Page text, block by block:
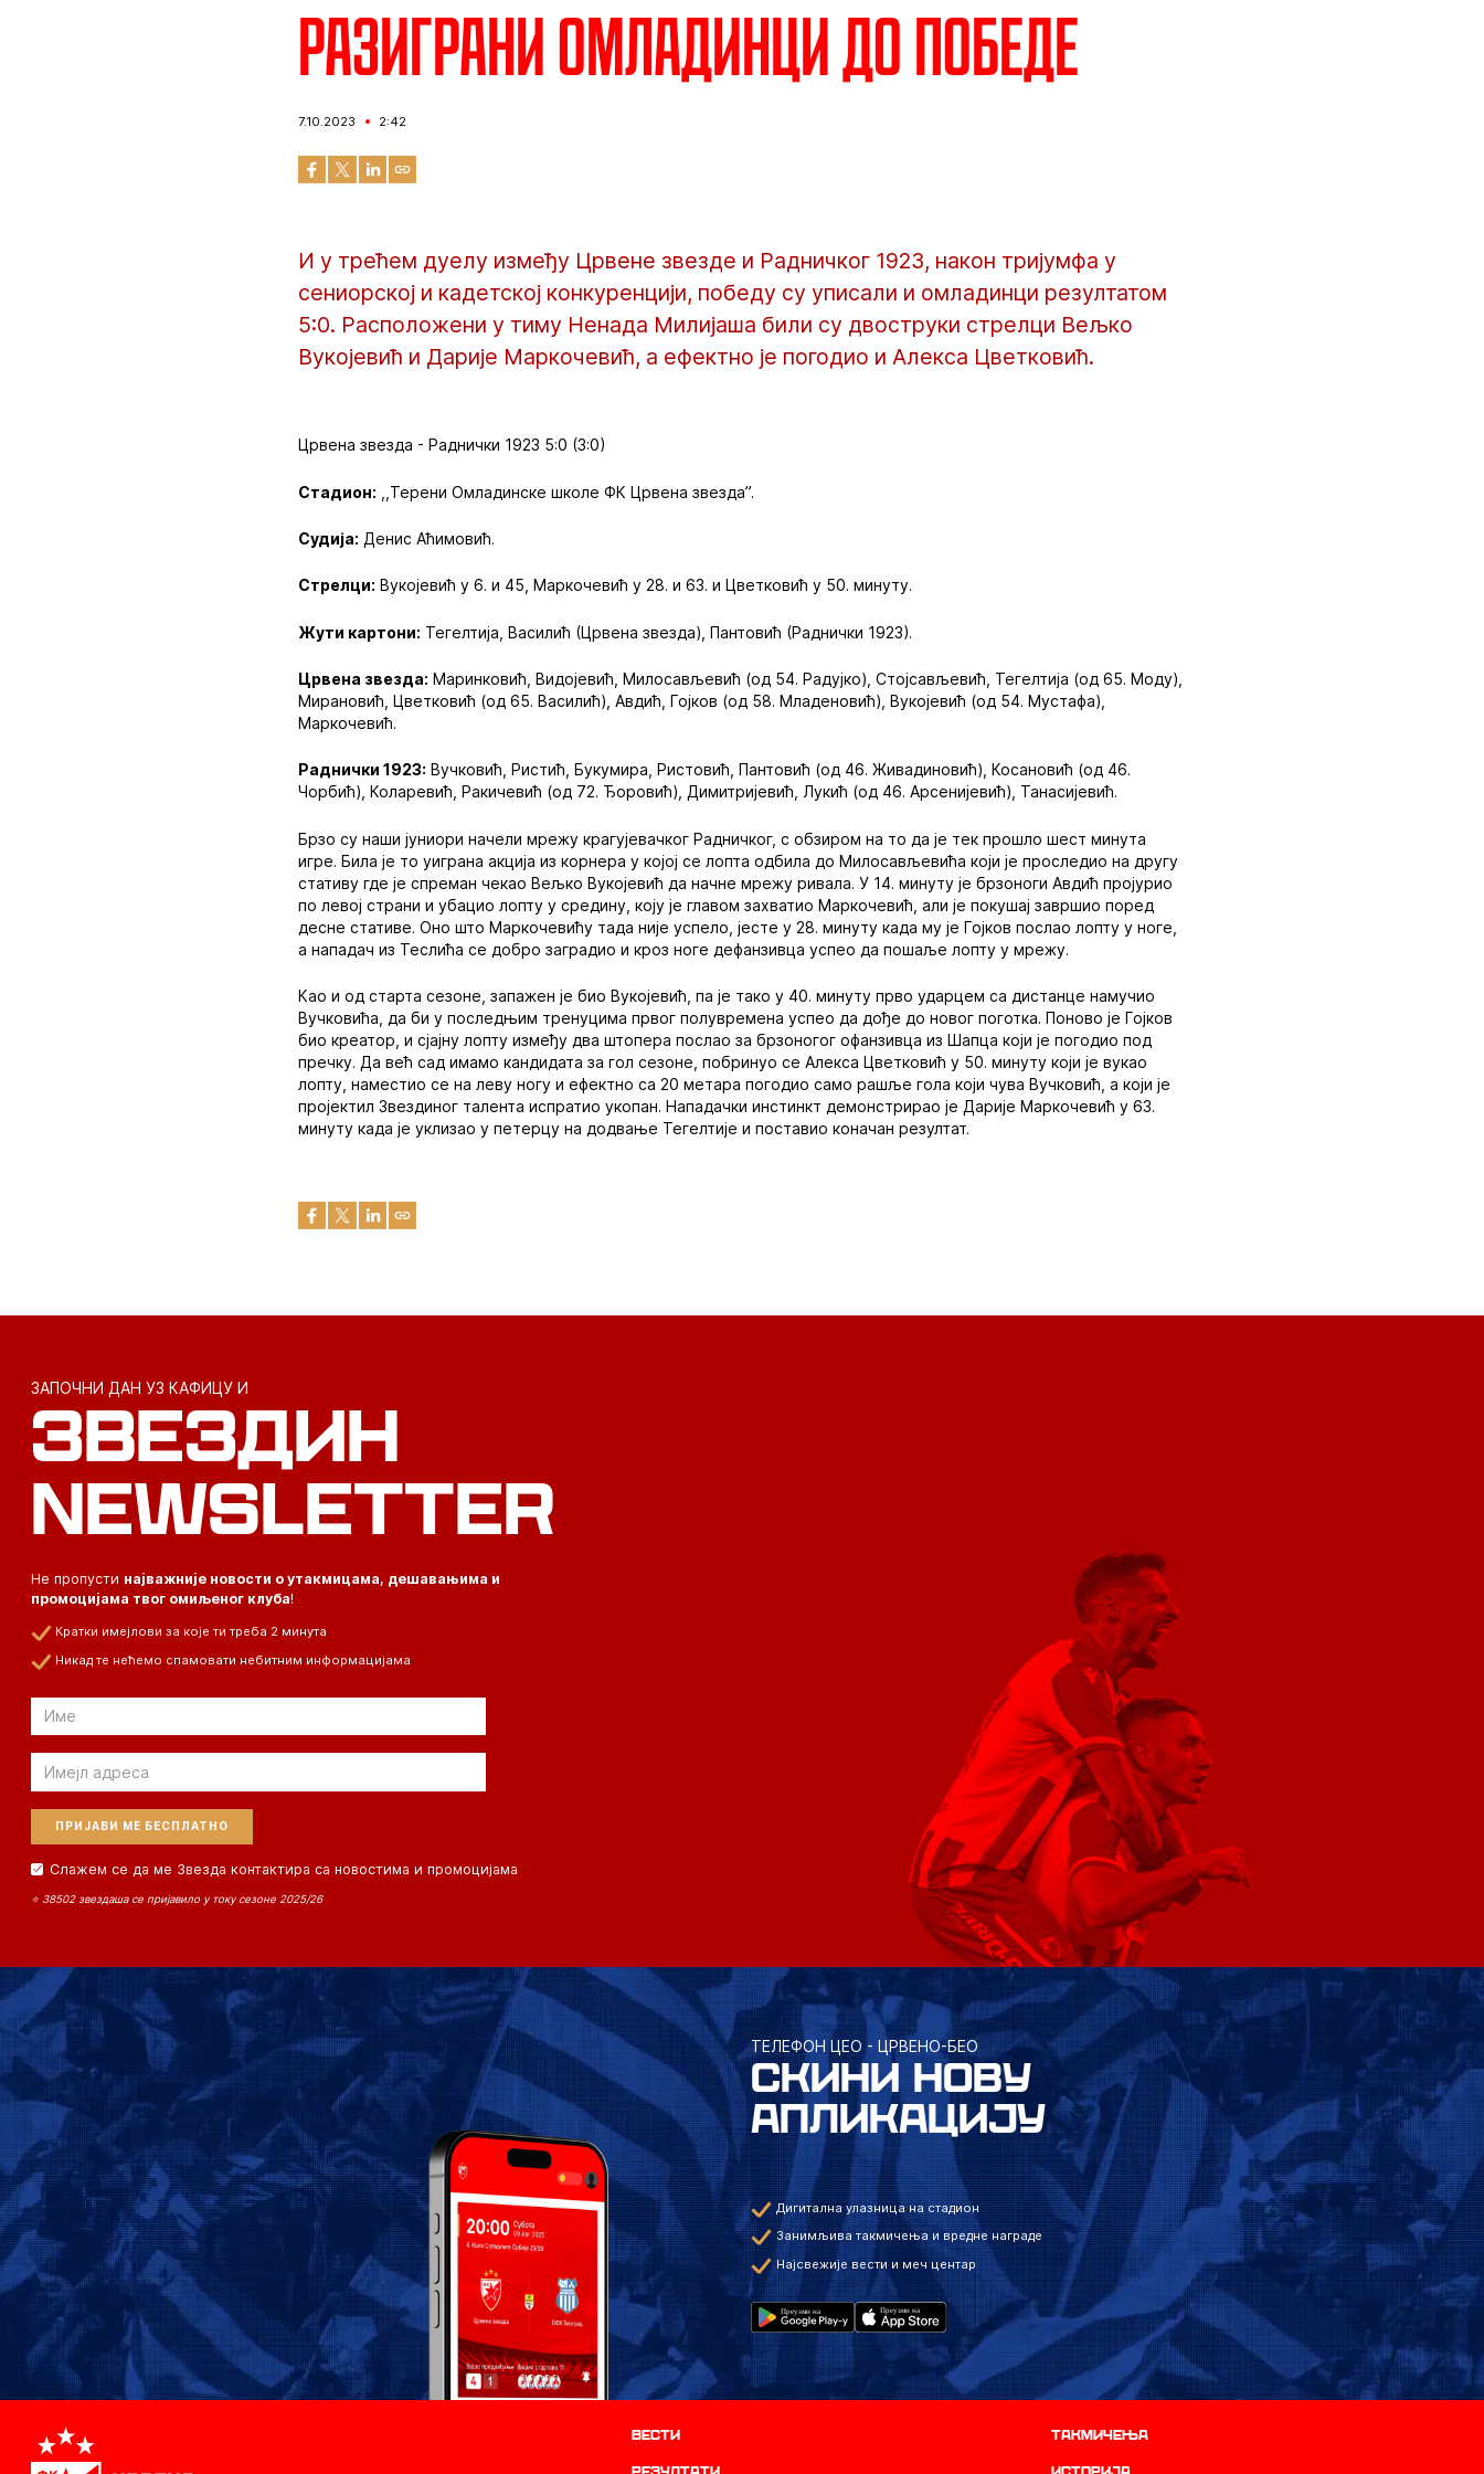
Разиграни омладинци до победе
7.10.2023 2:42
И у трећем дуелу између Црвене звезде и Радничког 1923, након тријумфа у
сениорској и кадетској конкуренцији, победу су уписали и омладинци резултатом
5:0. Расположени у тиму Ненада Милијаша били су двоструки стрелци Вељко
Вукојевић и Дарије Маркочевић, а ефектно је погодио и Алекса Цветковић.
Црвена звезда - Раднички 1923 5:0 (3:0)
Стадион: ,,Терени Омладинске школе ФК Црвена звезда”.
Судија: Денис Аћимовић.
Стрелци: Вукојевић у 6. и 45, Маркочевић у 28. и 63. и Цветковић у 50. минуту.
Жути картони: Тегелтија, Василић (Црвена звезда), Пантовић (Раднички 1923).
Црвена звезда: Маринковић, Видојевић, Милосављевић (од 54. Радујко), Стојсављевић, Тегелтија (од 65. Моду),
Мирановић, Цветковић (од 65. Василић), Авдић, Гојков (од 58. Младеновић), Вукојевић (од 54. Мустафа),
Маркочевић.
Раднички 1923: Вучковић, Ристић, Букумира, Ристовић, Пантовић (од 46. Живадиновић), Косановић (од 46.
Чорбић), Коларевић, Ракичевић (од 72. Ђоровић), Димитријевић, Лукић (од 46. Арсенијевић), Танасијевић.
Брзо су наши јуниори начели мрежу крагујевачког Радничког, с обзиром на то да је тек прошло шест минута
игре. Била је то уиграна акција из корнера у којој се лопта одбила до Милосављевића који је проследио на другу
стативу где је спреман чекао Вељко Вукојевић да начне мрежу ривала. У 14. минуту је брзоноги Авдић пројурио
по левој страни и убацио лопту у средину, коју је главом захватио Маркочевић, али је покушај завршио поред
десне стативе. Оно што Маркочевићу тада није успело, јесте у 28. минуту када му је Гојков послао лопту у ноге,
а нападач из Теслића се добро заградио и кроз ноге дефанзивца успео да пошаље лопту у мрежу.
Као и од старта сезоне, запажен је био Вукојевић, па је тако у 40. минуту прво ударцем са дистанце намучио
Вучковића, да би у последњим тренуцима првог полувремена успео да дође до новог поготка. Поново је Гојков
био креатор, и сјајну лопту између два штопера послао за брзоногог офанзивца из Шапца који је погодио под
пречку. Да већ сад имамо кандидата за гол сезоне, побринуо се Алекса Цветковић у 50. минуту који је вукао
лопту, наместио се на леву ногу и ефектно са 20 метара погодио само рашље гола који чува Вучковић, а који је
пројектил Звездиног талента испратио укопан. Нападачки инстинкт демонстрирао је Дарије Маркочевић у 63.
минуту када је уклизао у петерцу на додвање Тегелтије и поставио коначан резултат.
ЗАПОЧНИ ДАН УЗ КАФИЦУ И
ЗВЕЗДИН
NEWSLETTER
Не пропусти најважније новости о утакмицама, дешавањима и
промоцијама твог омиљеног клуба!
Кратки имејлови за које ти треба 2 минута
Никад те нећемо спамовати небитним информацијама
Email
Email
Слажем се да ме Звезда контактира са новостима и промоцијама
⭐ 38502 звездаша се пријавило у току сезоне 2025/26
ТЕЛЕФОН ЦЕО - ЦРВЕНО-БЕО
СКИНИ НОВУ
АПЛИКАЦИЈУ
Дигитална улазница на стадион
Занимљива такмичења и вредне награде
Најсвежије вести и меч центар
Вести Такмичења